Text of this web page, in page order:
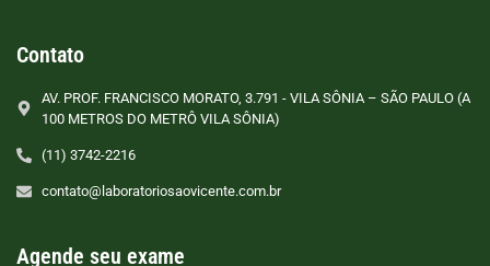
Contato
AV. PROF. FRANCISCO MORATO, 3.791 - VILA SÔNIA – SÃO PAULO (A
100 METROS DO METRÔ VILA SÔNIA)
(11) 3742-2216
contato@laboratoriosaovicente.com.br
Agende seu exame